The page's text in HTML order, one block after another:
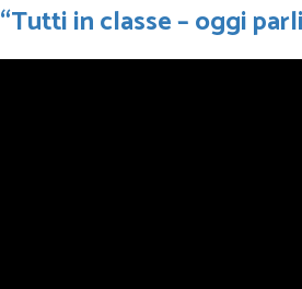
“Tutti in classe – oggi